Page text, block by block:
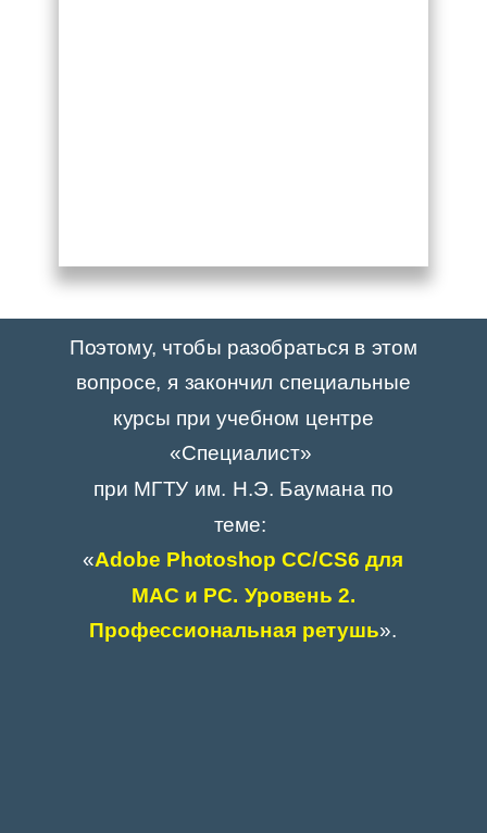
Поэтому, чтобы разобраться в этом
вопросе, я закончил специальные
курсы при учебном центре
«Специалист»
при МГТУ им. Н.Э. Баумана по
теме:
«Adobe Photoshop СС/CS6 для
MAC и PC. Уровень 2.
Профессиональная ретушь».